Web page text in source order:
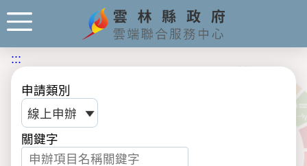
:::
申請類別
關鍵字